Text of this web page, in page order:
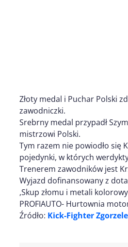
Złoty medal i Puchar Polski
zawodniczki.
Srebrny medal przypadł
mistrzowi Polski.
Tym razem nie powiodło się
pojedynki, w których
Trenerem zawodników jest
Wyjazd dofinansowany z
,Skup złomu i metali
PROFIAUTO- Hurtownia
Źródło: Kick-Fighter